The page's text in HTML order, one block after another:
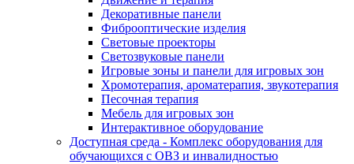
Декоративные панели
Фиброоптические изделия
Световые проекторы
Светозвуковые панели
Игровые зоны и панели для игровых зон
Хромотерапия, ароматерапия, звукотерапия
Песочная терапия
Мебель для игровых зон
Интерактивное оборудование
Доступная среда - Комплекс оборудования для
обучающихся с ОВЗ и инвалидностью